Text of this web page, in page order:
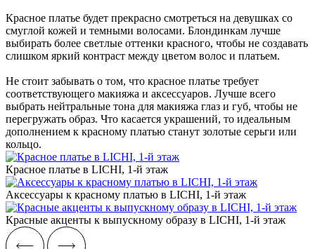
Красное платье будет прекрасно смотреться на девушках со
смуглой кожей и темными волосами. Блондинкам лучше
выбирать более светлые оттенки красного, чтобы не создавать
слишком яркий контраст между цветом волос и платьем.
Не стоит забывать о том, что красное платье требует
соответствующего макияжа и аксессуаров. Лучше всего
выбрать нейтральные тона для макияжа глаз и губ, чтобы не
перегружать образ. Что касается украшений, то идеальным
дополнением к красному платью станут золотые серьги или
кольцо.
Красное платье в LICHI, 1-й этаж
Аксессуары к красному платью в LICHI, 1-й этаж
Красные акценты к выпускному образу в LICHI, 1-й этаж